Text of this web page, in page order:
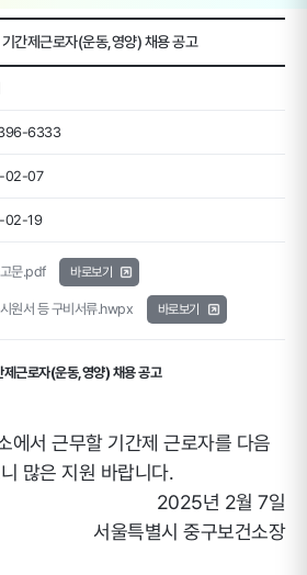
간제근로자(운동,영양) 채용 공고
6333
02-07
02-19
문.pdf 바로보기
원서 등 구비서류.hwpx 바로보기
근로자(운동,영양) 채용 공고
에서 근무할 기간제 근로자를 다음
많은 지원 바랍니다.
2025년 2월 7일
서울특별시 중구보건소장